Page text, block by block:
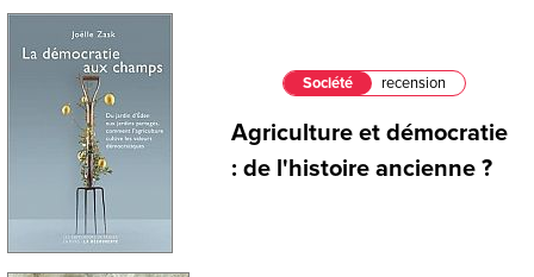
Société recension
Agriculture et démocratie
: de l'histoire ancienne ?